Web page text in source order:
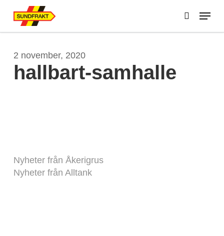
main
search
Menu
2 november, 2020
hallbart-samhalle
Nyheter från Åkerigrus
Nyheter från Alltank
Close